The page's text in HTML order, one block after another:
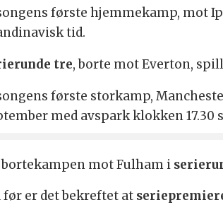
første hjemmekamp, mot
tid.
tre, borte mot Everton,
første storkamp,
med avspark klokken 17.30
bortekampen mot Fulham i
før er det bekreftet at